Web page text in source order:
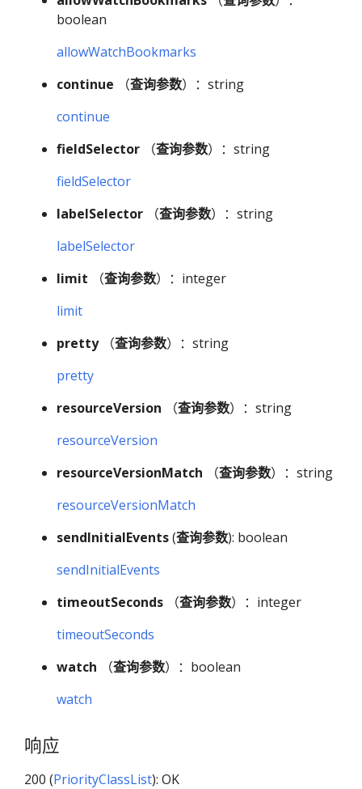
boolean
allowWatchBookmarks
continue （查询参数）：string
continue
fieldSelector （查询参数）：string
fieldSelector
labelSelector （查询参数）：string
labelSelector
limit （查询参数）：integer
limit
pretty（查询参数）：string
pretty
resourceVersion （查询参数）：string
resourceVersion
resourceVersionMatch （查询参数）：string
resourceVersionMatch
sendInitialEvents(查询参数): boolean
sendInitialEvents
timeoutSeconds （查询参数）：integer
timeoutSeconds
watch （查询参数）：boolean
watch
响应
200 (PriorityClassList): OK